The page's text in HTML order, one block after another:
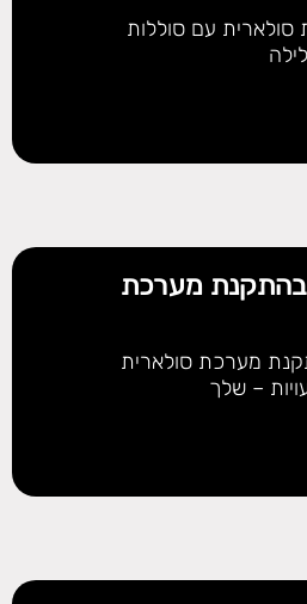
סולארית עם סוללות
בהתקנת מערכת
מערכת סולארית
– שלך